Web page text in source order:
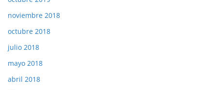
noviembre 2018
octubre 2018
julio 2018
mayo 2018
abril 2018